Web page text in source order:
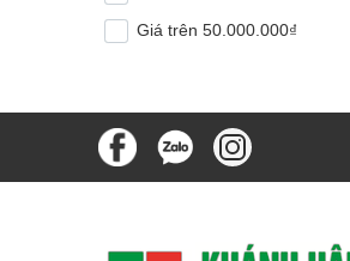
Giá trên 50.000.000₫